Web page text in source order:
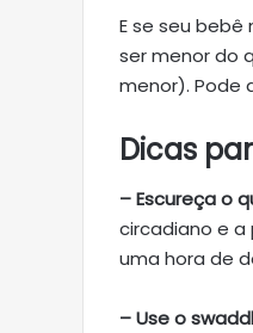
E se seu
ser menor do
menor). Pode
Dicas
– Escureça o
circadiano e
uma hora de
– Use o